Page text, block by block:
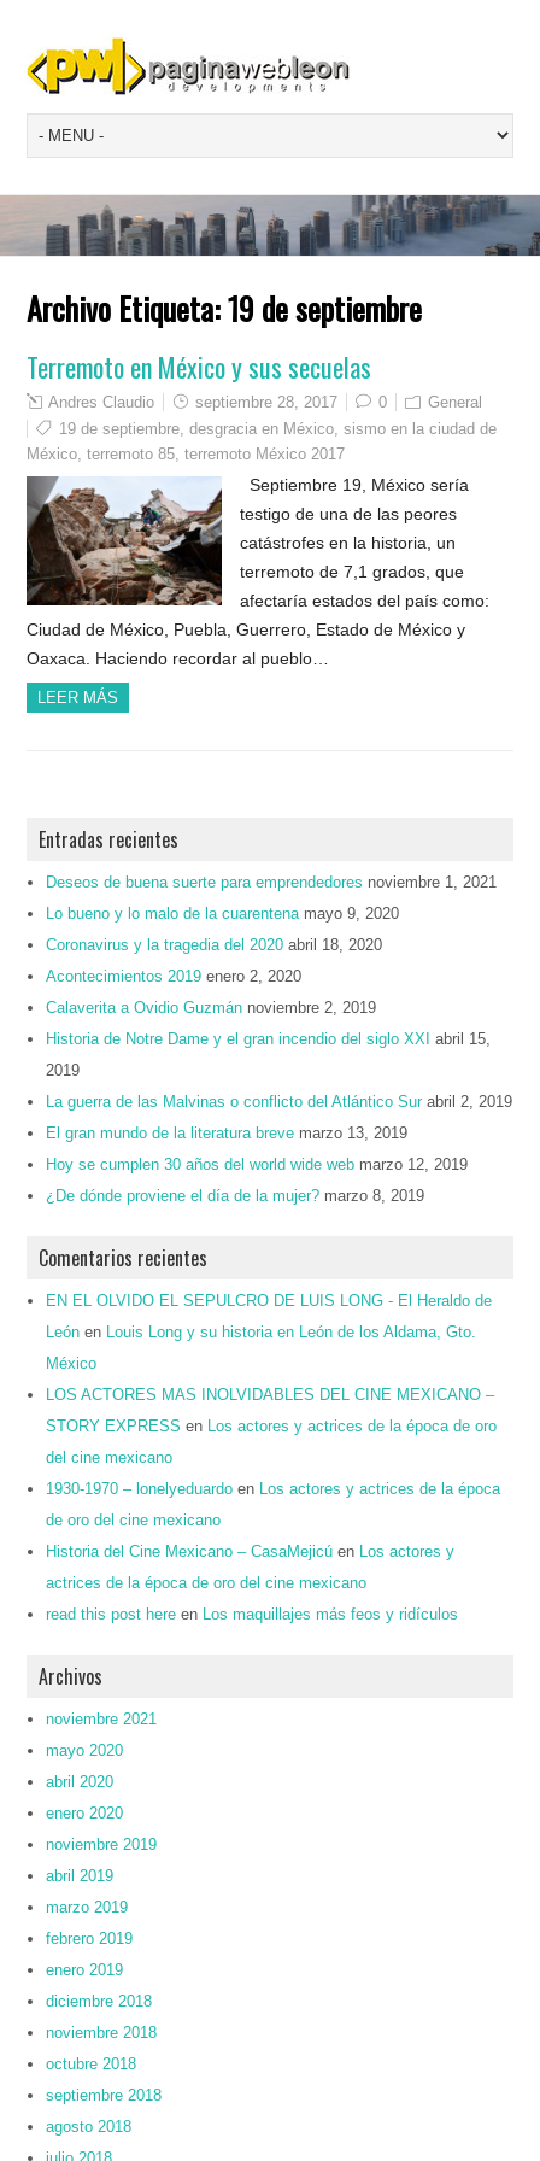
Archivo Etiqueta:19 de septiembre
Terremoto en México y sus secuelas
Andres Claudio septiembre 28, 2017 0
General
19 de septiembre ,desgracia en México ,sismo en la ciudad de
México ,terremoto 85 ,terremoto México 2017
Septiembre 19, México sería
testigo de una de las peores
catástrofes en la historia, un
terremoto de 7,1 grados, que
afectaría estados del país como:
Ciudad de México, Puebla, Guerrero, Estado de México y
Oaxaca. Haciendo recordar al pueblo…
LEER MÁS
Entradas recientes
Deseos de buena suerte para emprendedores noviembre 1, 2021
Lo bueno y lo malo de la cuarentena mayo 9, 2020
Coronavirus y la tragedia del 2020 abril 18, 2020
Acontecimientos 2019 enero 2, 2020
Calaverita a Ovidio Guzmán noviembre 2, 2019
Historia de Notre Dame y el gran incendio del siglo XXI
abril 15,
2019
La guerra de las Malvinas o conflicto del Atlántico Sur abril 2, 2019
El gran mundo de la literatura breve marzo 13, 2019
Hoy se cumplen 30 años del world wide web marzo 12, 2019
¿De dónde proviene el día de la mujer? marzo 8, 2019
Comentarios recientes
EN EL OLVIDO EL SEPULCRO DE LUIS LONG - El Heraldo de
León en
Louis Long y su historia en León de los Aldama, Gto.
México
LOS ACTORES MAS INOLVIDABLES DEL CINE MEXICANO –
STORY EXPRESS en
Los actores y actrices de la época de oro
del cine mexicano
1930-1970 – lonelyeduardo en
Los actores y actrices de la época
de oro del cine mexicano
Historia del Cine Mexicano – CasaMejicú en
Los actores y
actrices de la época de oro del cine mexicano
read this post here en Los maquillajes más feos y ridículos
Archivos
noviembre 2021
mayo 2020
abril 2020
enero 2020
noviembre 2019
abril 2019
marzo 2019
febrero 2019
enero 2019
diciembre 2018
noviembre 2018
octubre 2018
septiembre 2018
agosto 2018